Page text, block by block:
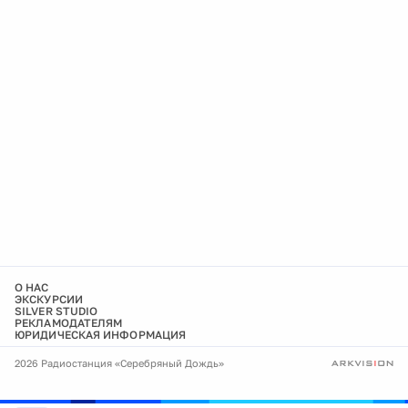
О НАС
ЭКСКУРСИИ
SILVER STUDIO
РЕКЛАМОДАТЕЛЯМ
ЮРИДИЧЕСКАЯ ИНФОРМАЦИЯ
2026 Радиостанция «Серебряный Дождь»